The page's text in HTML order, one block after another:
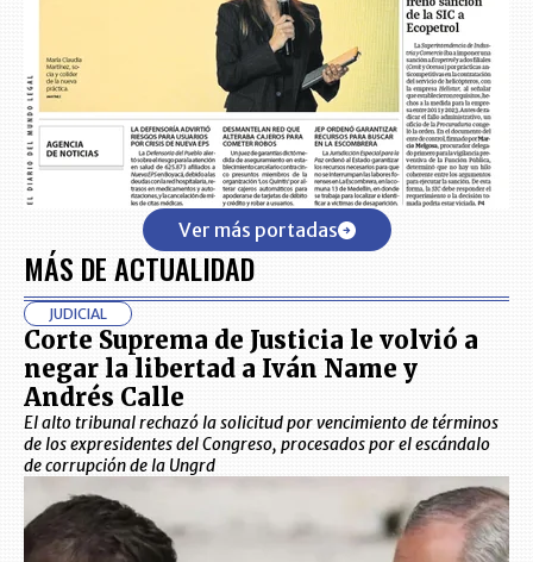
Ver más portadas
MÁS DE ACTUALIDAD
JUDICIAL
Corte Suprema de Justicia le volvió a
negar la libertad a Iván Name y
Andrés Calle
El alto tribunal rechazó la solicitud por vencimiento de términos
de los expresidentes del Congreso, procesados por el escándalo
de corrupción de la Ungrd